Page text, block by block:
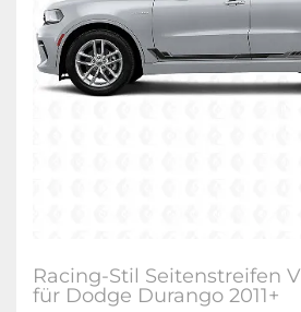
Racing-Stil Seitenstreifen
für Dodge Durango 2011+